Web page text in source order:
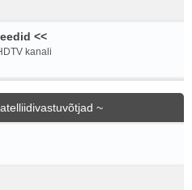
<<
kanali
~